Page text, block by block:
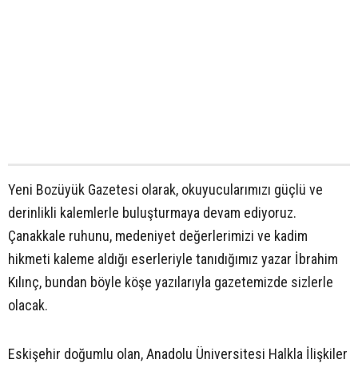
Yeni Bozüyük Gazetesi olarak, okuyucularımızı güçlü ve
derinlikli kalemlerle buluşturmaya devam ediyoruz.
Çanakkale ruhunu, medeniyet değerlerimizi ve kadim
hikmeti kaleme aldığı eserleriyle tanıdığımız yazar İbrahim
Kılınç, bundan böyle köşe yazılarıyla gazetemizde sizlerle
olacak.
Eskişehir doğumlu olan, Anadolu Üniversitesi Halkla İlişkiler